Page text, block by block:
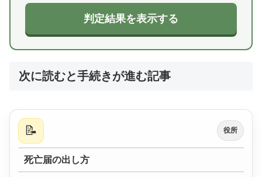
判定結果を表示する
次に読むと手続きが進む記事
📝 役所
死亡届の出し方